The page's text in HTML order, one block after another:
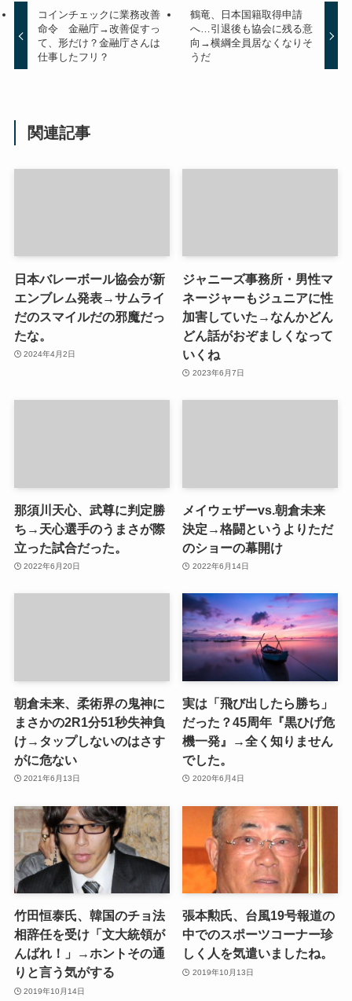
コインチェックに業務改善
命令 金融庁→改善促すっ
て、形だけ？金融庁さんは
仕事したフリ？
鶴竜、日本国籍取得申請
へ…引退後も協会に残る意
向→横綱全員居なくなりそ
うだ
関連記事
日本バレーボール協会が新
エンブレム発表→サムライ
だのスマイルだの邪魔だっ
たな。
2024年4月2日
ジャニーズ事務所・男性マ
ネージャーもジュニアに性
加害していた→なんかどん
どん話がおぞましくなって
いくね
2023年6月7日
那須川天心、武尊に判定勝
ち→天心選手のうまさが際
立った試合だった。
2022年6月20日
メイウェザーvs.朝倉未来
決定→格闘というよりただ
のショーの幕開け
2022年6月14日
朝倉未来、柔術界の鬼神に
まさかの2R1分51秒失神負
け→タップしないのはさす
がに危ない
2021年6月13日
実は「飛び出したら勝ち」
だった？45周年『黒ひげ危
機一発』→全く知りません
でした。
2020年6月4日
竹田恒泰氏、韓国のチョ法
相辞任を受け「文大統領が
んばれ！」→ホントその通
りと言う気がする
2019年10月14日
張本勲氏、台風19号報道の
中でのスポーツコーナー珍
しく人を気遣いましたね。
2019年10月13日